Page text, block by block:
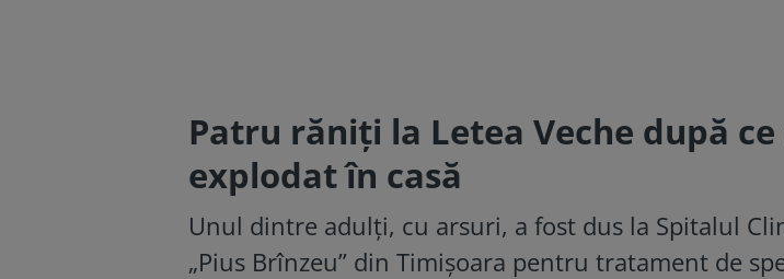
Patru răniți la Letea Veche după
explodat în casă
Unul dintre adulți, cu arsuri, a fost dus la Spitalul
„Pius Brînzeu” din Timișoara pentru tratament de